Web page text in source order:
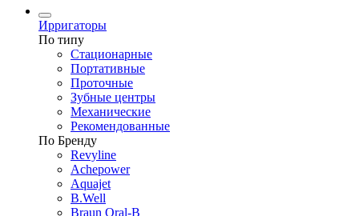
Ирригаторы
По типу
Стационарные
Портативные
Проточные
Зубные центры
Механические
Рекомендованные
По Бренду
Revyline
Achepower
Aquajet
B.Well
Braun Oral-B